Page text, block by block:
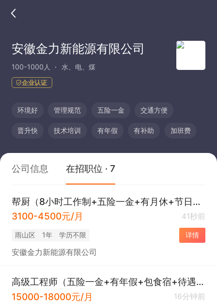
安徽金力新能源有限公司
100-1000人 水、电、煤
企业认证
环境好 管理规范 五险一金 交通方便
晋升快 技术培训 有年假 有补助 加班费
公司信息 在招职位 · 7
帮厨（8小时工作制+五险一金+有月休+节日福利+生日福利）
3100-4500元/月
41秒前
雨山区 1年 学历不限 详情
安徽金力新能源有限公司
高级工程师（五险一金+有年假+包食宿+待遇好）
15000-18000元/月
16分钟前